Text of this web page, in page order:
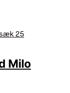
Milo